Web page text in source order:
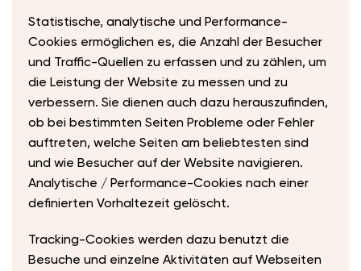
Statistische, analytische und Performance-
Cookies ermöglichen es, die Anzahl der Besucher
und Traffic-Quellen zu erfassen und zu zählen, um
die Leistung der Website zu messen und zu
verbessern. Sie dienen auch dazu herauszufinden,
ob bei bestimmten Seiten Probleme oder Fehler
auftreten, welche Seiten am beliebtesten sind
und wie Besucher auf der Website navigieren.
Analytische / Performance-Cookies nach einer
definierten Vorhaltezeit gelöscht.
Tracking-Cookies werden dazu benutzt die
Besuche und einzelne Aktivitäten auf Webseiten